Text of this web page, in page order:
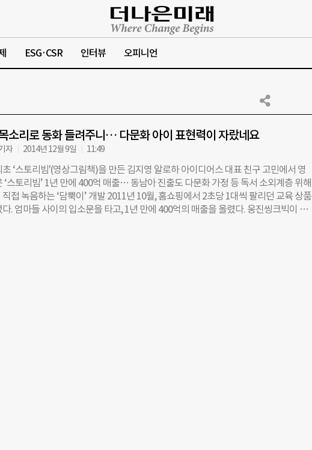
ESG·CSR 인터뷰 오피니언
소리로 동화 들려주니… 다문화 아이 표현력이 자랐네요
자 2014년 12월 9일 11:49
초 ‘스토리빔'(영상그림책)을 만든 김지영 알로하 아이디어스 대표 친구 고민에서 영
‘스토리빔’ 1년 만에 400억 매출… 동남아 진출도 다문화 가정 등 독서 소외계층 위해
직접 녹음하는 ‘담뿍이’ 개발 2011년 10월, 홈쇼핑에서 2초당 1대씩 팔리던 교육 상품
다. 엄마들 사이의 입소문을 타고, 1년 만에 400억의 매출을 올렸다. 웅진씽크빅이 출